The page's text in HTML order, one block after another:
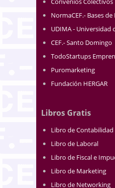
NormaCEF.- Bases
UDIMA - Universidad
CEF.- Santo Domingo
TodoStartups
Puromarketing
Fundación HERGAR
Libros Gratis
Libro de Contabilidad
Libro de Laboral
Libro de Fiscal e
Libro de Marketing
Libro de Networking